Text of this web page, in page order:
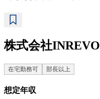
株式会社INREVO
在宅勤務可 部長以上
想定年収